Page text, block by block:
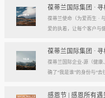
葆蒂兰国际立志成为健康
以“为爱而生，与美同行”
勃的发展蓝图，旨在以坚
028 | 5年愿景）成为“私护
葆蒂兰国际集团 · 寻
葆蒂兰使命（为爱而生 ·
爱的执着，让每个客户与
双翼“爱的初心”与“热爱的
核与力量源泉，二者如同
初心，是我们的根脉与方
葆蒂兰国际集团 · 寻
葆蒂兰国际企业-源（健康
确了“我是谁”的身份与“
格局与能量。它，就是葆
感恩节 | 感恩所有遇